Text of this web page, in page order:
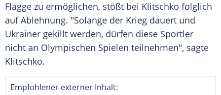
Flagge zu ermöglichen, stößt bei Klitschko folglich
auf Ablehnung. "Solange der Krieg dauert und
Ukrainer gekillt werden, dürfen diese Sportler
nicht an Olympischen Spielen teilnehmen", sagte
Klitschko.
Empfohlener externer Inhalt: